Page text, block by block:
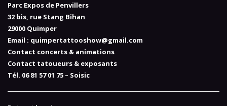
Parc Expos de Penvillers
32 bis, rue Stang Bihan
29000 Quimper
Email : quimpertattooshow@gmail.com
Contact concerts & animations
Contact tatoueurs & exposants
Tél. 06 81 57 01 75 – Soisic